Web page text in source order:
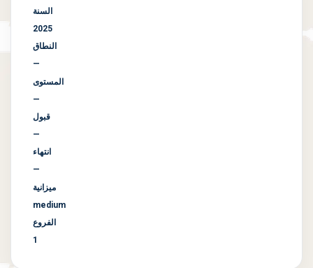
السنة
2025
النطاق
—
المستوى
—
قبول
—
انتهاء
—
ميزانية
medium
الفروع
1